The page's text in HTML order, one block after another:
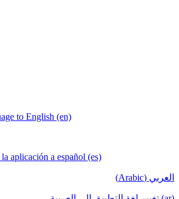
to English (en)
aplicación a español (es)
العربي (Arabic)